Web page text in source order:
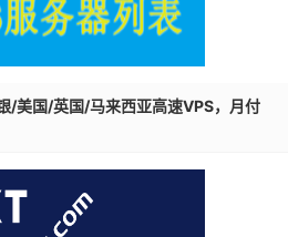
/美国/英国/马来西亚高速VPS，月付